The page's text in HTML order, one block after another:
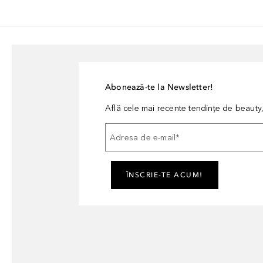
Abonează-te la Newsletter!
Află cele mai recente tendințe de
Adresa de e-mail *
ÎNSCRIE-TE ACUM!